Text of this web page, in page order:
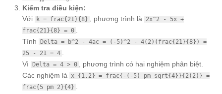
{4} =
\frac{k}
{2}
{2}
\frac{21}
{16}
\cdot 2 =
\frac{21}
{8}
Kiểm tra điều kiện:
Với
k = frac{21}{8} , phương trình là
2x^2 - 5x +
frac{21}{8} = 0
Tính Delta = b^2 - 4ac = (-5)^2 - 4(2)(frac{21}{8}) =
25 - 21 = 4
Vì Delta = 4 > 0
, phương trình có hai nghiệm phân biệt.
Các nghiệm là
x_{1,2} = frac{-(-5) pm sqrt{4}}{2(2)} =
frac{5 pm 2}{4}